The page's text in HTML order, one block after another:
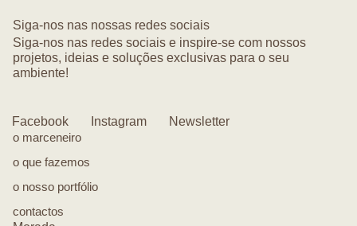
Siga-nos nas nossas redes sociais
Siga-nos nas redes sociais e inspire-se com nossos
projetos, ideias e soluções exclusivas para o seu
ambiente!
Facebook Instagram
Newsletter
o marceneiro
o que fazemos
o nosso portfólio
contactos